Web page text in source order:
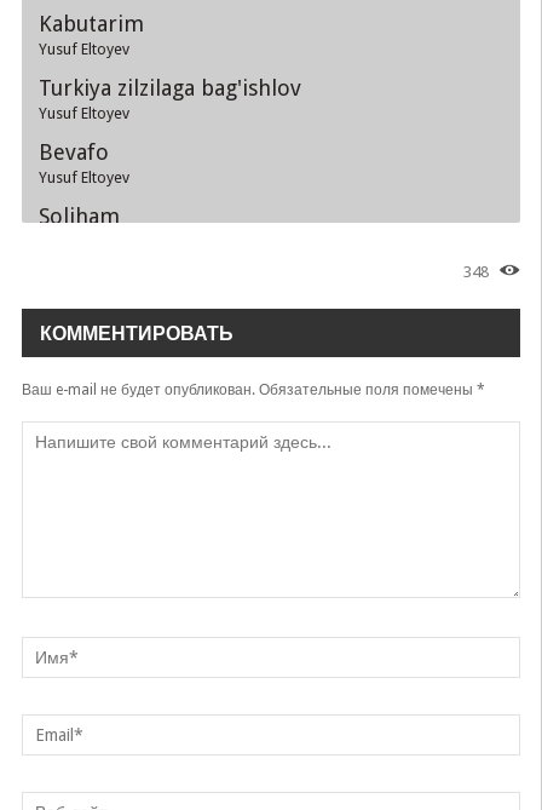
Kabutarim
Yusuf Eltoyev
Turkiya zilzilaga bag'ishlov
Yusuf Eltoyev
Bevafo
Yusuf Eltoyev
Soliham
Yusuf Eltoyev
348
КОММЕНТИРОВАТЬ
Ваш e-mail не будет опубликован.Обязательные поля помечены *